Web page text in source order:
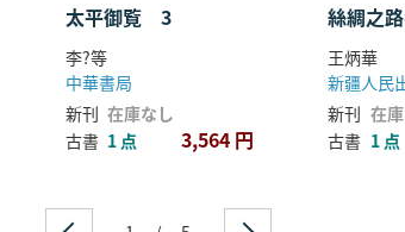
太平御覧 3
李?等
中華書局
新刊 在庫なし
古書 1 点 3,564 円
絲綢之
王炳華
新疆人民
新刊 在
古書 1 点